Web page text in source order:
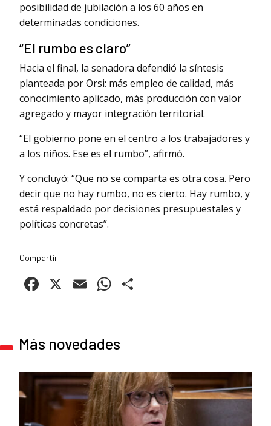
posibilidad de jubilación a los 60 años en
determinadas condiciones.
“El rumbo es claro”
Hacia el final, la senadora defendió la síntesis
planteada por Orsi: más empleo de calidad, más
conocimiento aplicado, más producción con valor
agregado y mayor integración territorial.
“El gobierno pone en el centro a los trabajadores y
a los niños. Ese es el rumbo”, afirmó.
Y concluyó: “Que no se comparta es otra cosa. Pero
decir que no hay rumbo, no es cierto. Hay rumbo, y
está respaldado por decisiones presupuestales y
políticas concretas”.
Compartir:
Facebook
X EmailWhatsApp
Más novedades